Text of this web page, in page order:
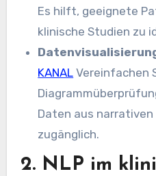
Es hilft, geeignete
klinische Studien zu
KANAL Vereinfachen
Daten aus
zugänglich.
2. NLP im